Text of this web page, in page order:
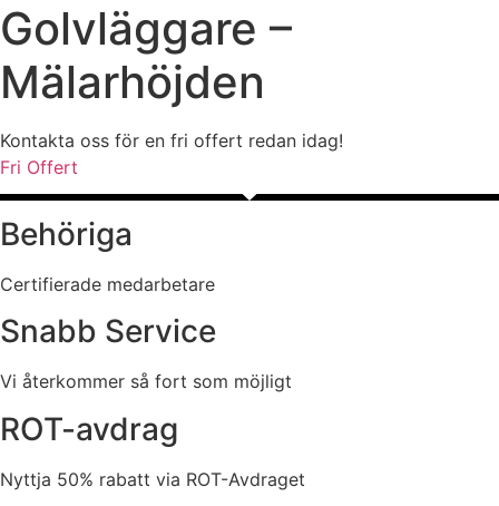
Golvläggare –
Mälarhöjden
Kontakta oss för en fri offert redan idag!
Fri Offert
Behöriga
Certifierade medarbetare
Snabb Service
Vi återkommer så fort som möjligt
ROT-avdrag
Nyttja 50% rabatt via ROT-Avdraget